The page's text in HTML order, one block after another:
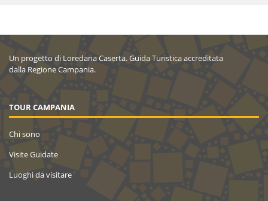
Un progetto di Loredana Caserta. Guida Turistica accreditata
dalla Regione Campania.
TOUR CAMPANIA
Chi sono
Visite Guidate
Luoghi da visitare